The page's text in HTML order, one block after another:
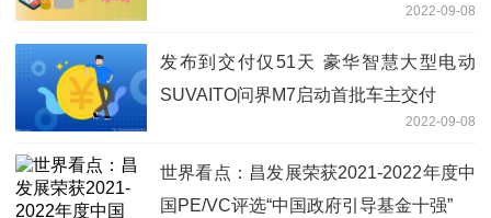
2022-09-08
发布到交付仅51天 豪华智慧大型电动
SUVAITO问界M7启动首批车主交付
2022-09-08
世界看点：昌发展荣获2021-2022年度中
国PE/VC评选“中国政府引导基金十强”